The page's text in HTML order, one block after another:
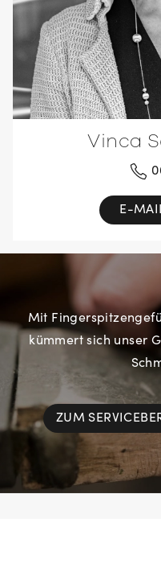
Vinca
E-
Mit
kümmert sich unser
ZUM